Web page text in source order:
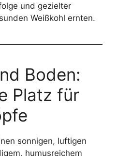
und gezielter
Weißkohl ernten.
Boden:
Platz für
sonnigen, luftigen
humusreichem